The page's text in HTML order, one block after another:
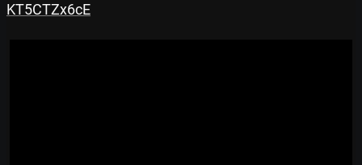
KT5CTZx6cE